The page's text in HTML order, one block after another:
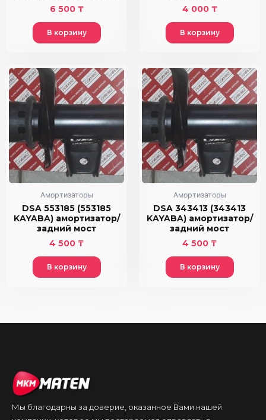
6 500 ₸
В корзину
4 000 ₸
В корзину
Амортизаторы
DSA 553185 (553185
KAYABA) амортизатор/
задний мост
4 500 ₸
В корзину
Амортизаторы
DSA 343413 (343413
KAYABA) амортизатор/
задний мост
4 500 ₸
В корзину
Мы благодарны за доверие, оказанное Вами нашей